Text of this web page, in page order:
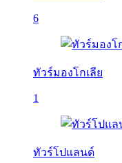
6
ทัวร์มองโกเลีย
1
ทัวร์โปแลนด์